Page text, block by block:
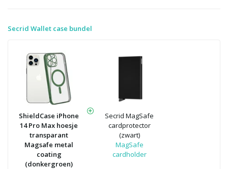
Secrid Wallet case bundel
ShieldCase iPhone
14 Pro Max hoesje
transparant
Magsafe metal
coating
(donkergroen)
Secrid MagSafe
cardprotector
(zwart)
MagSafe
cardholder